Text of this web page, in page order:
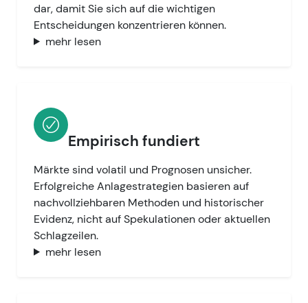
dar, damit Sie sich auf die wichtigen
Entscheidungen konzentrieren können.
mehr lesen
Empirisch fundiert
Märkte sind volatil und Prognosen unsicher.
Erfolgreiche Anlagestrategien basieren auf
nachvollziehbaren Methoden und historischer
Evidenz, nicht auf Spekulationen oder aktuellen
Schlagzeilen.
mehr lesen